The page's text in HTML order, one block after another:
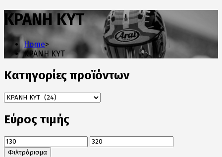
ΚΡΑΝΗ KYT
Home>
ΚΡΑΝΗ KYT
Κατηγορίες προϊόντων
Εύρος τιμής
Ελάχιστη
τιμή
Μέγιστη
τιμή
Φιλτράρισμα